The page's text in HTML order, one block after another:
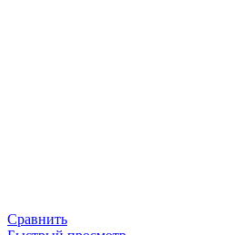
Сравнить